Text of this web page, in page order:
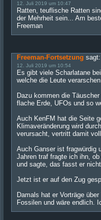
12. Juli 2019 um 10:47
Ratten, teuflische Ratten
der Mehrheit sein... Am
Freeman
Freeman-Fortsetzung sagt:
12. Juli 2019 um 10:54
Es gibt viele Scharlatane
welche die Leute
Dazu kommen die
flache Erde, UFOs und so
Auch KenFM hat die Seite
Klimaveränderung wird
verursacht, vertritt damit
Auch Ganser ist fragwürdig
Jahren traf fragte ich ihn,
und sagte, das fasst er
Jetzt ist er auf den Zug
Damals hat er Vorträge
Fossilen und wäre endlich.